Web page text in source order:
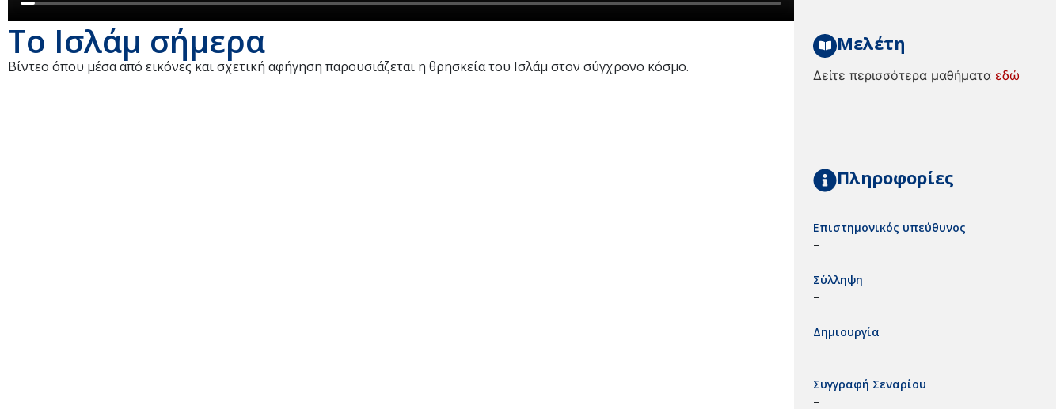
Το Ισλάμ σήμερα
Βίντεο όπου μέσα από εικόνες και σχετική αφήγηση παρουσιάζεται η θρησκεία του Ισλάμ στον σύγχρονο κόσμο.
Μελέτη
Δείτε περισσότερα μαθήματα εδώ
Πληροφορίες
Επιστημονικός υπεύθυνος
–
Σύλληψη
–
Δημιουργία
–
Συγγραφή Σεναρίου
–